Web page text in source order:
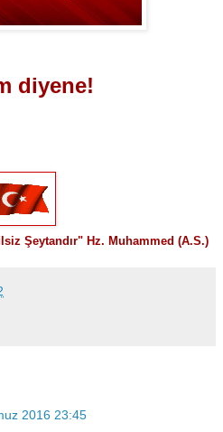
diyene!
Şeytandır" Hz. Muhammed (A.S.)
2016 23:45